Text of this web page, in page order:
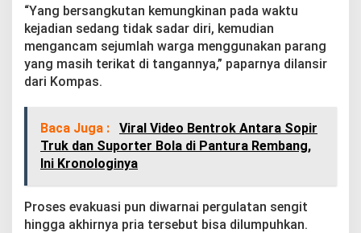
b
e
n
a
r
y
a
“Yang bersangkutan kemungkinan pada waktu
kejadian sedang tidak sadar diri, kemudian
mengancam sejumlah warga menggunakan parang
yang masih terikat di tangannya,” paparnya dilansir
dari Kompas.
Baca Juga :
Viral Video Bentrok Antara Sopir
Truk dan Suporter Bola di Pantura Rembang,
Ini Kronologinya
Proses evakuasi pun diwarnai pergulatan sengit
hingga akhirnya pria tersebut bisa dilumpuhkan.